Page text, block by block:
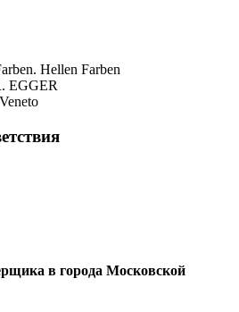
Hellen Farben
EGGER
Veneto
в города Московской